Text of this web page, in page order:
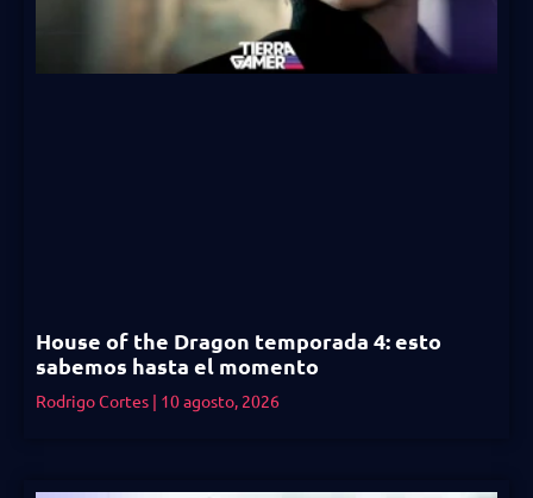
House of the Dragon temporada 4: esto
sabemos hasta el momento
Rodrigo Cortes 10 agosto, 2026